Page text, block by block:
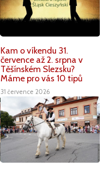
Kam o víkendu 31.
července až 2. srpna v
Těšínském Slezsku?
Máme pro vás 10 tipů
31 července 2026